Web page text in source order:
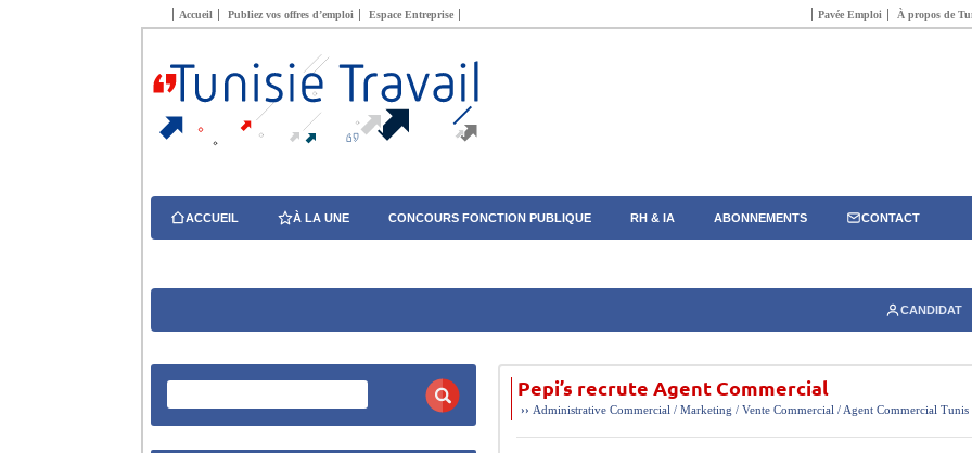
Accueil Publiez vos offres d’emploi Espace Entreprise Pavée Emploi À propos de
ACCUEIL À LA UNE CONCOURS FONCTION PUBLIQUE RH & IA ABONNEMENTS CONTACT
CANDIDAT
Pepi’s recrute Agent Commercial
›› Administrative Commercial / Marketing / Vente Commercial / Agent Commercial Tunis